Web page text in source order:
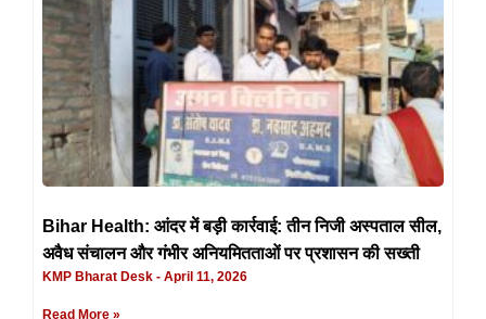
Bihar Health: आंदर में बड़ी कार्रवाई: तीन निजी अस्पताल सील,
अवैध संचालन और गंभीर अनियमितताओं पर प्रशासन की सख्ती
KMP Bharat Desk April 11, 2026
Read More »